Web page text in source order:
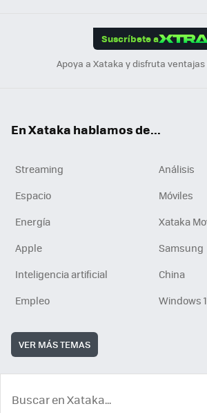
Suscríbete a
Apoya a Xataka y disfruta
En Xataka hablamos de...
Streaming
Análisis
Espacio
Móviles
Energía
Xataka
Apple
Samsung
Inteligencia artificial
China
Empleo
Windows
VER MÁS TEMAS